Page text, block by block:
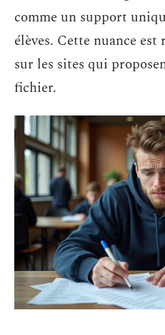
comme un support
élèves. Cette nuance
sur les sites qui
fichier.